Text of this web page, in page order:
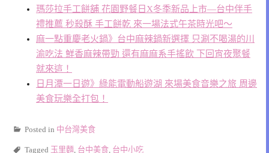
瑪莎拉手工餅舖 花園野餐日X冬季新品上市—台中伴手
禮推薦 秒殺酥 手工餅乾 來一場法式午茶時光吧〜
麻一點重慶老火鍋》台中麻辣鍋新選擇 只涮不喝湯的川
渝吃法 鮮香麻辣帶勁 還有麻麻系手搖飲 下回宵夜聚餐
就來這！
日月潭一日遊》綠能電動船遊湖 來場美食音樂之旅 周邊
美食玩樂全打包！
Posted in 中台灣美食
Tagged 玉里麵 台中美食 台中小吃